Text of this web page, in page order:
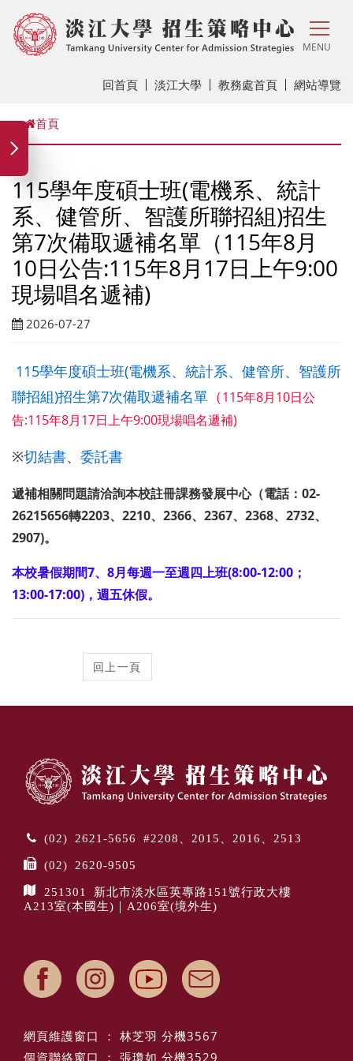
MENU
回首頁 淡江大學 教務處首頁 網站導覽
首頁
115學年度碩士班(電機系、統計
系、健管所、智護所聯招組)招生
第7次備取遞補名單（115年8月
10日公告:115年8月17日上午9:00
現場唱名遞補)
2026-07-27
115學年度碩士班(電機系、統計系、健管所、智護所
聯招組)招生第7次備取遞補名單 （115年8月10日公
告:115年8月17日上午9:00現場唱名遞補)
※切結書、 委託書
遞補相關問題請洽詢本校註冊課務發展中心（電話：02-
26215656轉2203、2210、2366、2367、2368、2732、
2907)。
本校暑假期間7、8月每週一至週四上班(8:00-12:00；
13:00-17:00)，週五休假。
(02) 2621-5656 #2208、2015、2016、2513
(02) 2620-9505
251301 新北市淡水區英專路151號行政大樓
A213室(本國生)｜A206室(境外生)
網頁維護窗口 ： 林芝羽 分機3567
個資聯絡窗口 ： 張瓊如 分機3529